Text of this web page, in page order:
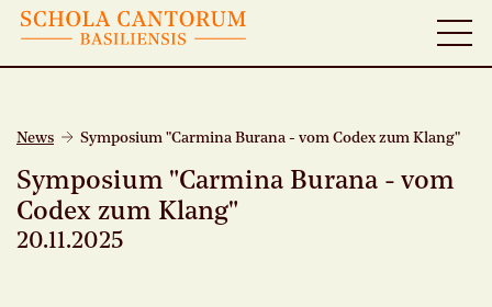
News Symposium "Carmina Burana - vom Codex zum Klang"
Symposium "Carmina Burana - vom
Codex zum Klang"
20.11.2025